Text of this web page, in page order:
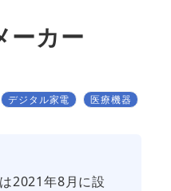
ーカー
デジタル家電 医療機器
2021年8月に設